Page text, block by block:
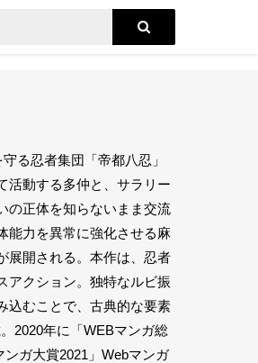
る忍者集団「帝都八忍」
活動する多仲と、サラリー
の正体を知らないまま交流
能力を異常に強化させる麻
展開される。本作は、忍者
アクション。独特なルビ振
込むことで、古典的な要素
2020年に「WEBマンガ総
ガ大賞2021」Webマンガ